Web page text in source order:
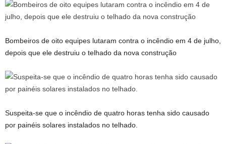
Bombeiros de oito equipes lutaram contra o incêndio em 4 de julho,
depois que ele destruiu o telhado da nova construção
Suspeita-se que o incêndio de quatro horas tenha sido causado
por painéis solares instalados no telhado.